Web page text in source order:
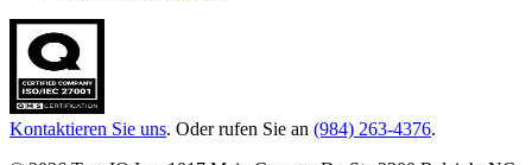
Kontaktieren Sie uns. Oder rufen Sie an (984) 263-4376.